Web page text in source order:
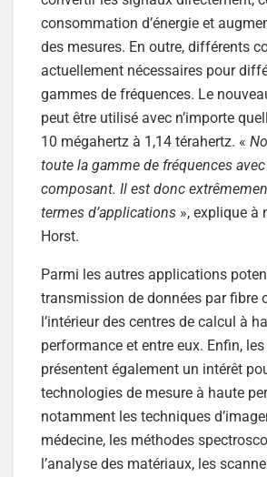
consommation d’énergie et
des mesures. En outre, différents
actuellement nécessaires pour
gammes de fréquences. Le
peut être utilisé avec n’importe
10 mégahertz à 1,14 térahertz. «
toute la gamme de fréquences
composant. Il est donc
termes d’applications », explique à
Horst.
Parmi les autres applications
transmission de données par fibre
l’intérieur des centres de calcul à
performance et entre eux. Enfin,
présentent également un intérêt
technologies de mesure à haute
notamment les techniques
médecine, les méthodes
l’analyse des matériaux, les